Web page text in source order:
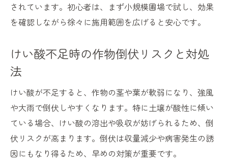
されています。初心者は、まず小規模圃場で試し、効果
を確認しながら徐々に施用範囲を広げると安心です。
けい酸不足時の作物倒伏リスクと対処
法
けい酸が不足すると、作物の茎や葉が軟弱になり、強風
や大雨で倒伏しやすくなります。特に土壌が酸性に傾い
ている場合、けい酸の溶出や吸収が妨げられるため、倒
伏リスクが高まります。倒伏は収量減少や病害発生の誘
因にもなり得るため、早めの対策が重要です。